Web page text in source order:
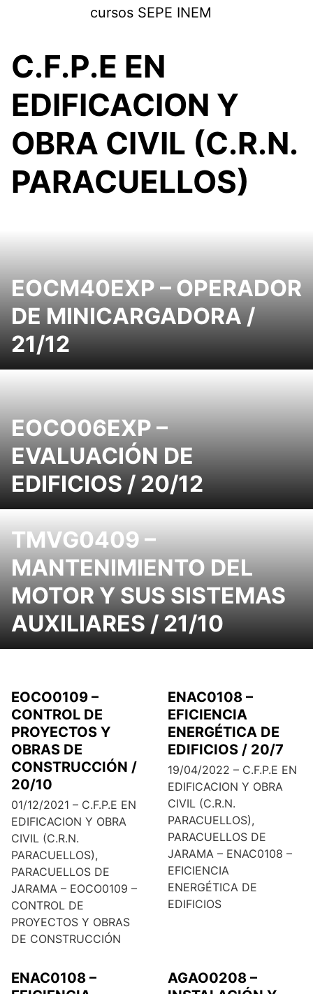
cursos SEPE INEM
C.F.P.E EN
EDIFICACION Y
OBRA CIVIL (C.R.N.
PARACUELLOS)
EOCM40EXP – OPERADOR
DE MINICARGADORA /
21/12
EOCO06EXP –
EVALUACIÓN DE
EDIFICIOS / 20/12
TMVG0409 –
MANTENIMIENTO DEL
MOTOR Y SUS SISTEMAS
AUXILIARES / 21/10
EOCO0109 –
CONTROL DE
PROYECTOS Y
OBRAS DE
CONSTRUCCIÓN /
20/10
01/12/2021 – C.F.P.E EN
EDIFICACION Y OBRA
CIVIL (C.R.N.
PARACUELLOS),
PARACUELLOS DE
JARAMA – EOCO0109 –
CONTROL DE
PROYECTOS Y OBRAS
DE CONSTRUCCIÓN
ENAC0108 –
EFICIENCIA
ENERGÉTICA DE
EDIFICIOS / 20/7
19/04/2022 – C.F.P.E EN
EDIFICACION Y OBRA
CIVIL (C.R.N.
PARACUELLOS),
PARACUELLOS DE
JARAMA – ENAC0108 –
EFICIENCIA
ENERGÉTICA DE
EDIFICIOS
ENAC0108 –
AGAO0208 –